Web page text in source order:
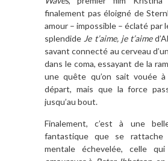
finalement pas éloigné de
amour – impossible – éclaté par
splendide Je t’aime, je t’aime
savant connecté au cerveau
dans le coma, essayant de la
une quête qu’on sait vouée à
départ, mais que la force
jusqu’au bout.
Finalement, c’est à une
fantastique que se rattache
mentale échevelée, celle